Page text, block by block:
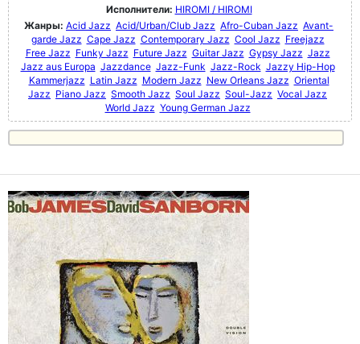
Исполнители: HIROMI / HIROMI
Жанры: Acid Jazz Acid/Urban/Club Jazz Afro-Cuban Jazz Avant-
garde Jazz Cape Jazz Contemporary Jazz Cool Jazz Freejazz
Free Jazz Funky Jazz Future Jazz Guitar Jazz Gypsy Jazz Jazz
Jazz aus Europa Jazzdance Jazz-Funk Jazz-Rock Jazzy Hip-Hop
Kammerjazz Latin Jazz Modern Jazz New Orleans Jazz Oriental
Jazz Piano Jazz Smooth Jazz Soul Jazz Soul-Jazz Vocal Jazz
World Jazz Young German Jazz